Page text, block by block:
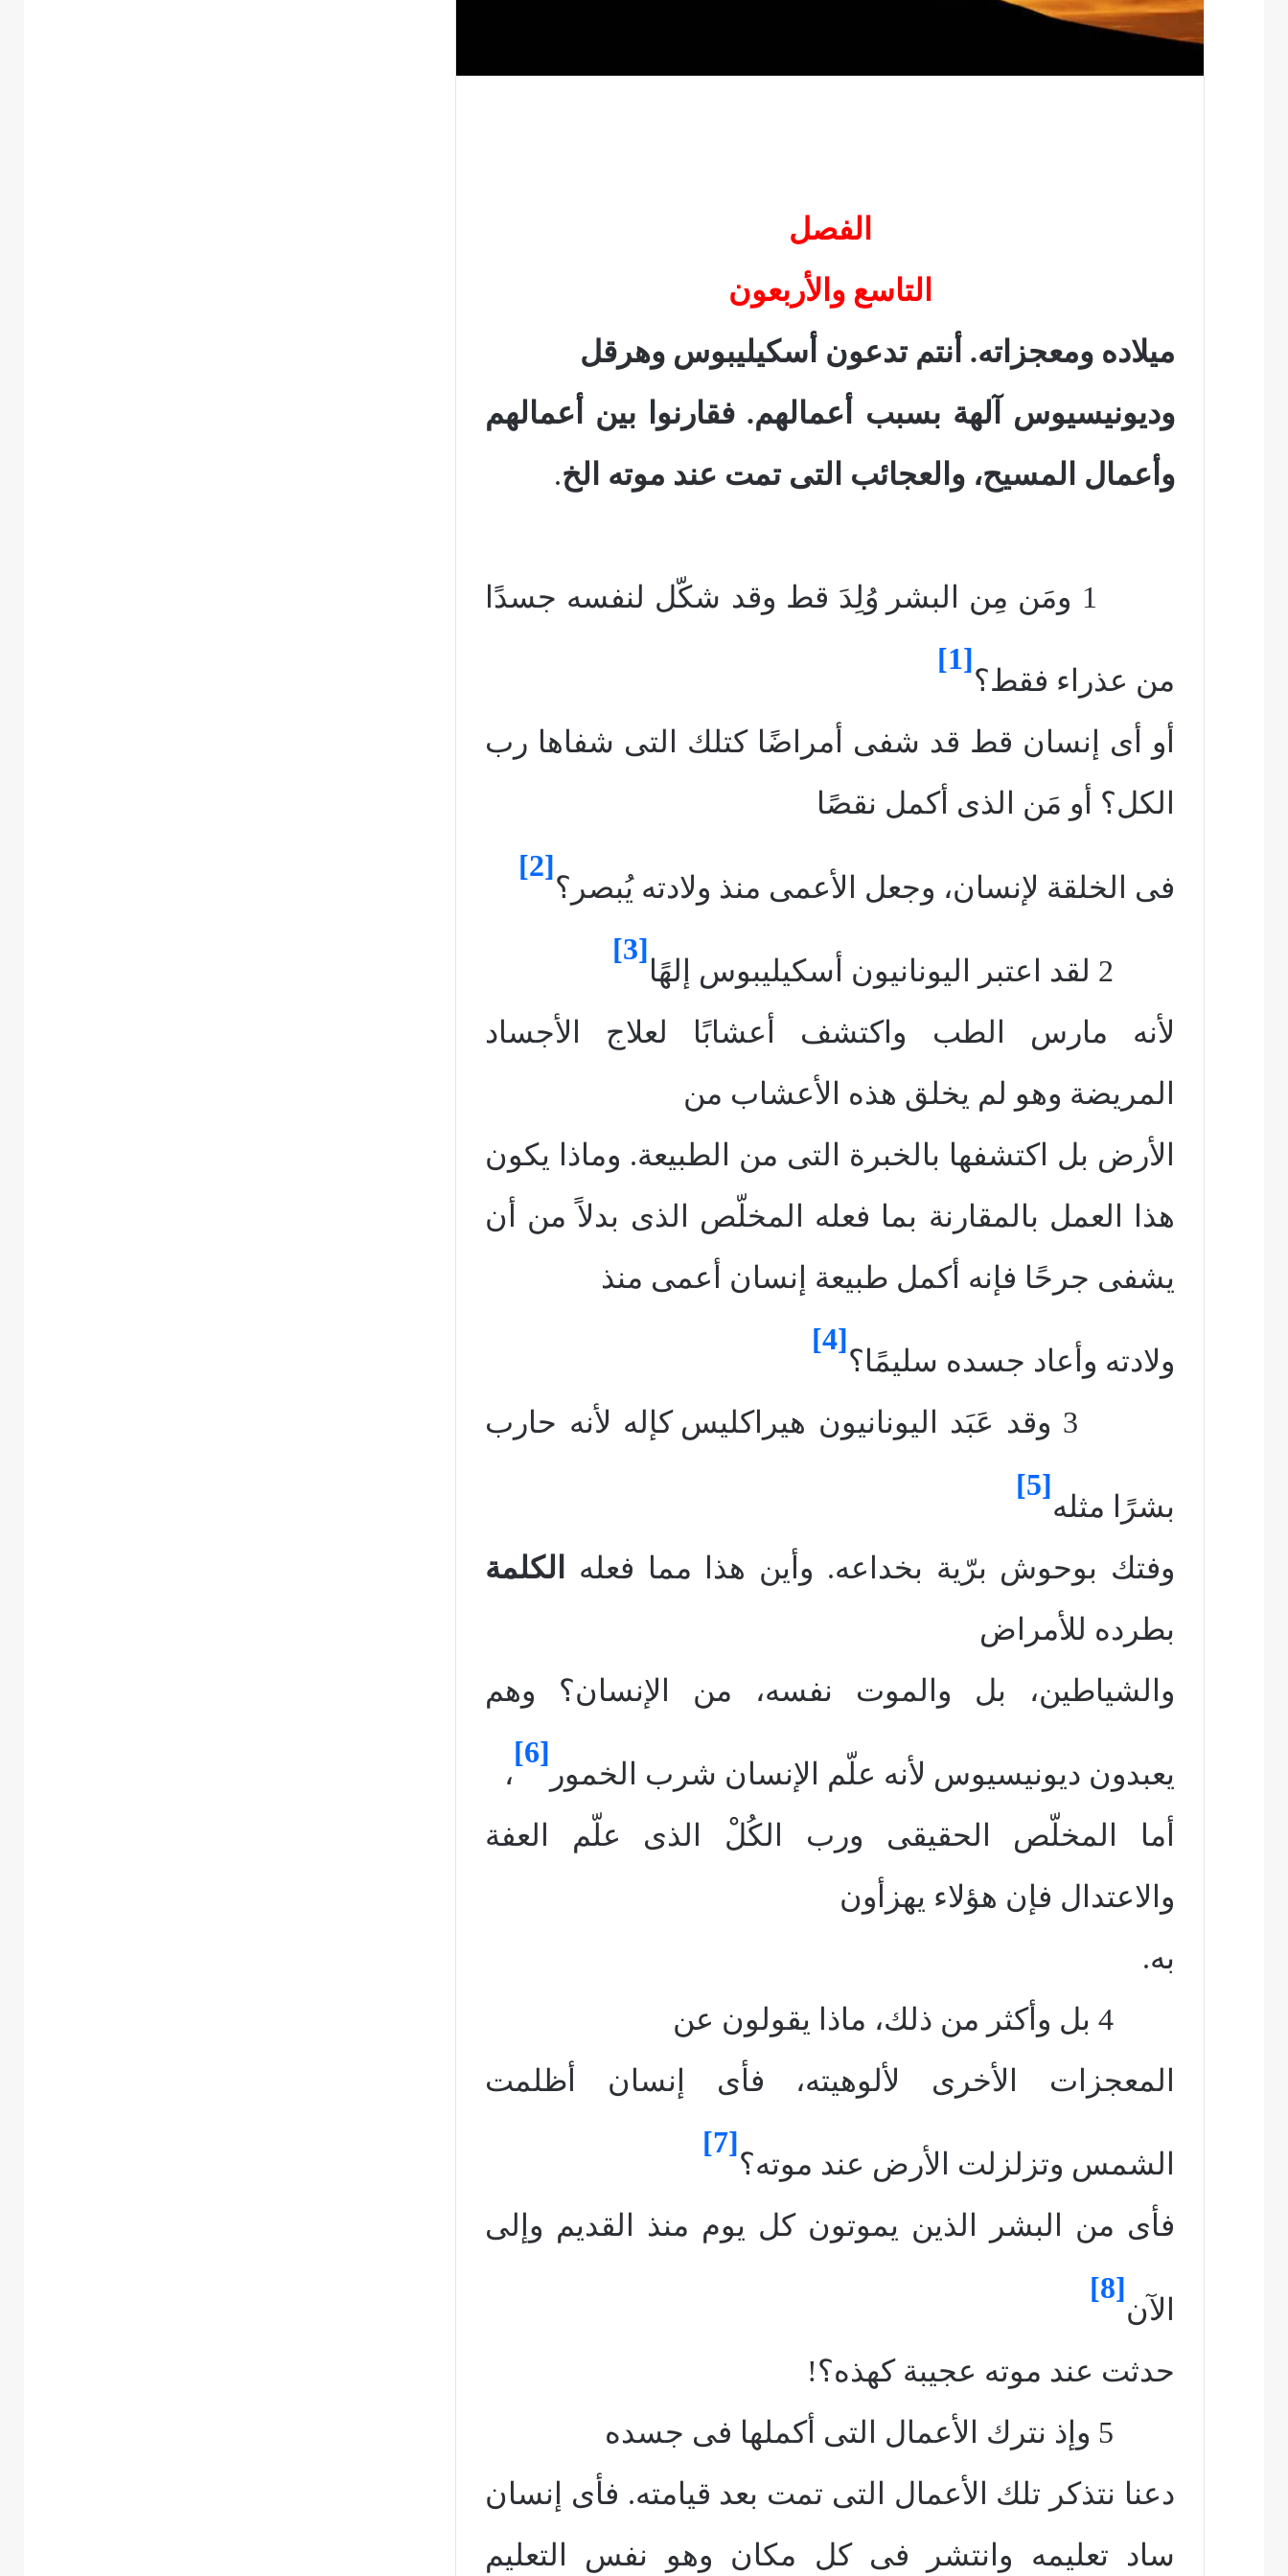
الفصل
التاسع والأربعون
ميلاده ومعجزاته. أنتم تدعون أسكيليبوس وهرقل
وديونيسيوس آلهة بسبب أعمالهم. فقارنوا بين أعمالهم
وأعمال المسيح، والعجائب التى تمت عند موته الخ.
وُلِدَ قط وقد شكّل لنفسه جسدًا
من عذراء فقط؟
[1]
أو أى إنسان قط قد شفى أمراضًا كتلك التى شفاها رب
الكل؟ أو مَن الذى أكمل نقصًا
فى الخلقة لإنسان، وجعل الأعمى منذ ولادته يُبصر؟
[2]
إلهًا
[3]
لأنه مارس الطب واكتشف أعشابًا لعلاج الأجساد
المريضة وهو لم يخلق هذه الأعشاب من
الأرض بل اكتشفها بالخبرة التى من الطبيعة. وماذا يكون
هذا العمل بالمقارنة بما فعله المخلّص الذى بدلاً من أن
يشفى جرحًا فإنه أكمل طبيعة إنسان أعمى منذ
ولادته وأعاد جسده سليمًا؟
[4]
كإله لأنه حارب
بشرًا مثله
[5]
وفتك بوحوش برّية بخداعه. وأين هذا مما فعله
الكلمة
بطرده للأمراض
والشياطين، بل والموت نفسه، من الإنسان؟ وهم
يعبدون ديونيسيوس لأنه علّم الإنسان شرب الخمور
[6]
،
أما المخلّص الحقيقى ورب الكُلْ الذى علّم العفة
والاعتدال فإن هؤلاء يهزأون
به.
المعجزات الأخرى لألوهيته، فأى إنسان أظلمت
الشمس وتزلزلت الأرض عند موته؟
[7]
فأى من البشر الذين يموتون كل يوم منذ القديم وإلى
الآن
[8]
حدثت عند موته عجيبة كهذه؟!
دعنا نتذكر تلك الأعمال التى تمت بعد قيامته. فأى إنسان
ساد تعليمه وانتشر فى كل مكان وهو نفس التعليم